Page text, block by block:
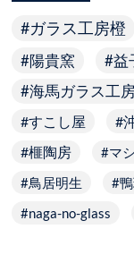
ガラス工房橙
陽貴窯
益
海馬ガラス工
すこし屋
榧陶房 マ
鳥居明生
naga-no-glass